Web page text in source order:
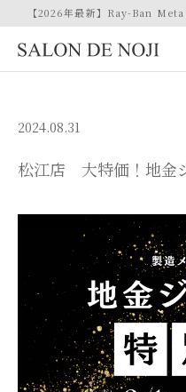
【2026年最新】Ray-Ban
2024.08.31
松江店 大特価！地金